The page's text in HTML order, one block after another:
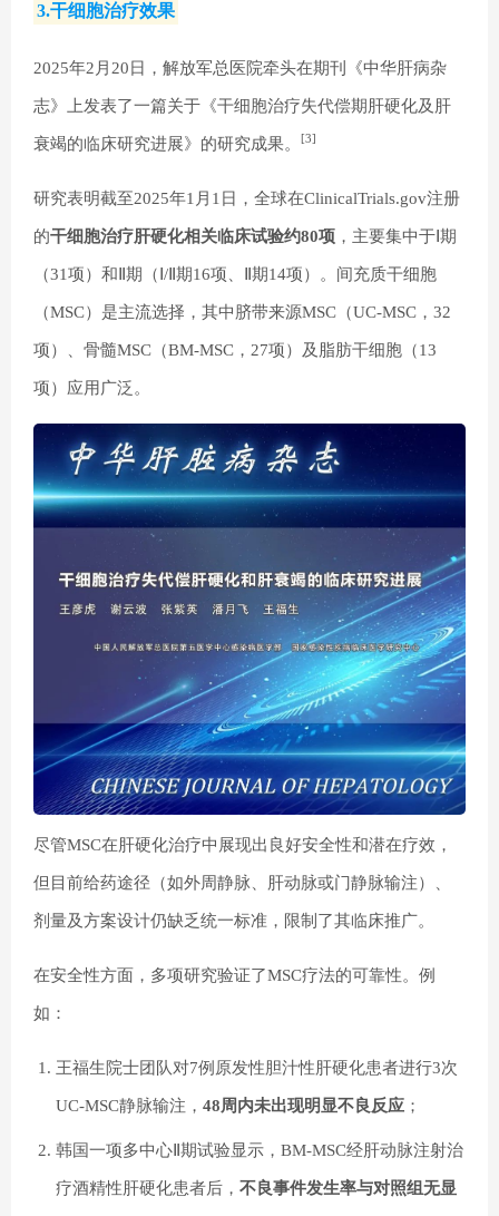
3.干细胞治疗效果
2025年2月20日，解放军总医院牵头在期刊《中华肝病杂
志》上发表了一篇关于《干细胞治疗失代偿期肝硬化及肝
衰竭的临床研究进展》的研究成果。 [3]
研究表明截至2025年1月1日，全球在ClinicalTrials.gov注册
的干细胞治疗肝硬化相关临床试验约80项 ，主要集中于Ⅰ期
（31项）和Ⅱ期（Ⅰ/Ⅱ期16项、Ⅱ期14项）。间充质干细胞
（MSC）是主流选择，其中脐带来源MSC（UC-MSC，32
项）、骨髓MSC（BM-MSC，27项）及脂肪干细胞（13
项）应用广泛。
尽管MSC在肝硬化治疗中展现出良好安全性和潜在疗效，
但目前给药途径（如外周静脉、肝动脉或门静脉输注）、
剂量及方案设计仍缺乏统一标准，限制了其临床推广。
在安全性方面，多项研究验证了MSC疗法的可靠性。例
如：
王福生院士团队对7例原发性胆汁性肝硬化患者进行3次
UC-MSC静脉输注， 48周内未出现明显不良反应 ；
韩国一项多中心Ⅱ期试验显示，BM-MSC经肝动脉注射治
疗酒精性肝硬化患者后， 不良事件发生率与对照组无显